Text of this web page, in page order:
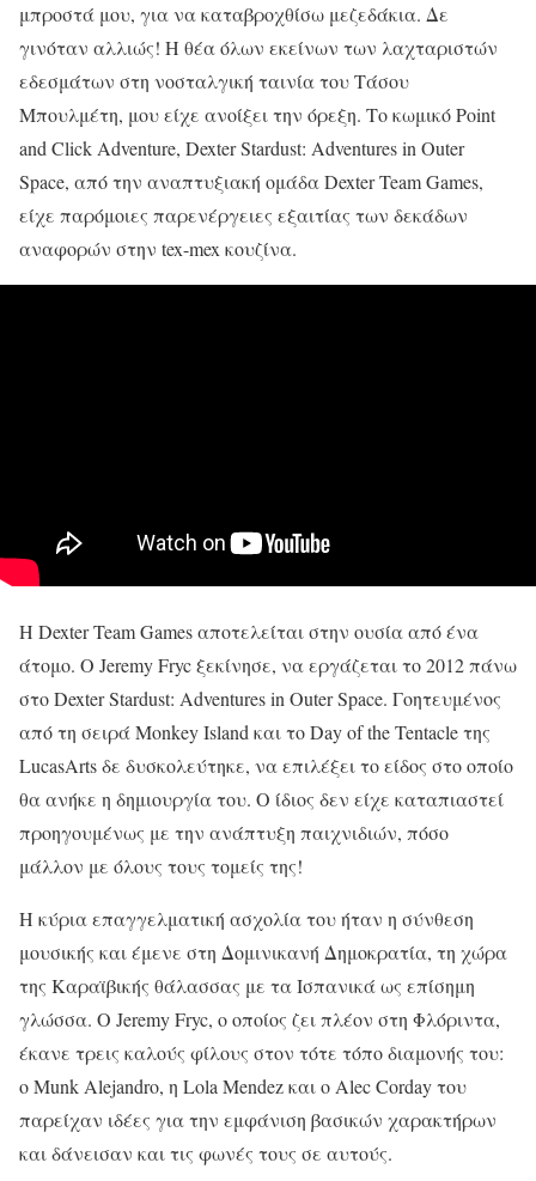
μπροστά μου, για να καταβροχθίσω μεζεδάκια. Δε
γινόταν αλλιώς! Η θέα όλων εκείνων των λαχταριστών
εδεσμάτων στη νοσταλγική ταινία του Τάσου
Μπουλμέτη, μου είχε ανοίξει την όρεξη. Το κωμικό Point
and Click Adventure, Dexter Stardust: Adventures in Outer
Space, από την αναπτυξιακή ομάδα Dexter Team Games,
είχε παρόμοιες παρενέργειες εξαιτίας των δεκάδων
αναφορών στην tex-mex κουζίνα.
Η Dexter Team Games αποτελείται στην ουσία από ένα
άτομο. Ο Jeremy Fryc ξεκίνησε, να εργάζεται το 2012 πάνω
στο Dexter Stardust: Adventures in Outer Space. Γοητευμένος
από τη σειρά Monkey Island και το Day of the Tentacle της
LucasArts δε δυσκολεύτηκε, να επιλέξει το είδος στο οποίο
θα ανήκε η δημιουργία του. Ο ίδιος δεν είχε καταπιαστεί
προηγουμένως με την ανάπτυξη παιχνιδιών, πόσο
μάλλον με όλους τους τομείς της!
Η κύρια επαγγελματική ασχολία του ήταν η σύνθεση
μουσικής και έμενε στη Δομινικανή Δημοκρατία, τη χώρα
της Καραϊβικής θάλασσας με τα Ισπανικά ως επίσημη
γλώσσα. Ο Jeremy Fryc, ο οποίος ζει πλέον στη Φλόριντα,
έκανε τρεις καλούς φίλους στον τότε τόπο διαμονής του:
ο Munk Alejandro, η Lola Mendez και ο Alec Corday του
παρείχαν ιδέες για την εμφάνιση βασικών χαρακτήρων
και δάνεισαν και τις φωνές τους σε αυτούς.